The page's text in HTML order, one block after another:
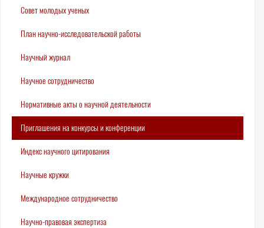
Совет молодых ученых
План научно-исследовательской работы
Научный журнал
Научное сотрудничество
Нормативные акты о научной деятельности
Приглашения на конкурсы и конференции
Индекс научного цитирования
Научные кружки
Международное сотрудничество
Научно-правовая экспертиза